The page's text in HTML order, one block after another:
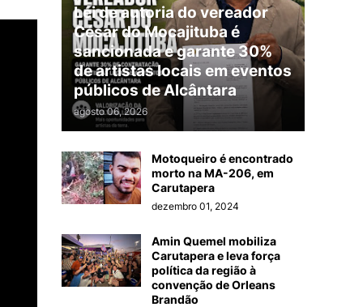
Lei de autoria do vereador
César do Mocajituba é
sancionada e garante 30%
de artistas locais em eventos
públicos de Alcântara
agosto 06, 2026
Motoqueiro é encontrado
morto na MA-206, em
Carutapera
dezembro 01, 2024
Amin Quemel mobiliza
Carutapera e leva força
política da região à
convenção de Orleans
Brandão